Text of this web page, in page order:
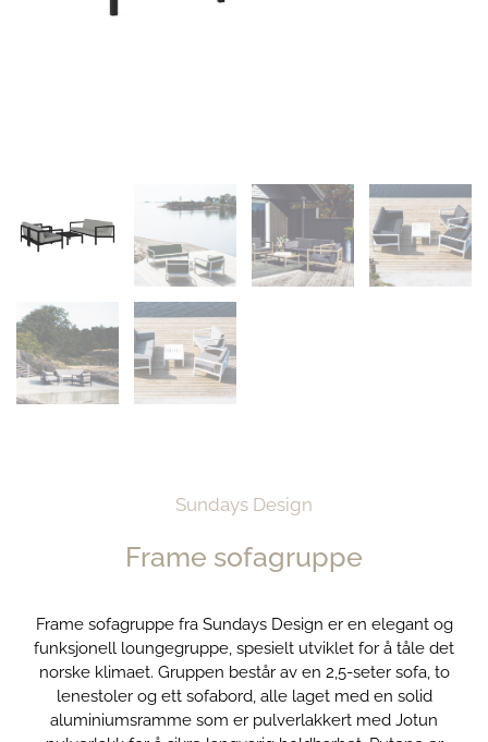
Sundays Design
Frame sofagruppe
Frame sofagruppe fra Sundays Design er en elegant og
funksjonell loungegruppe, spesielt utviklet for å tåle det
norske klimaet. Gruppen består av en 2,5-seter sofa, to
lenestoler og ett sofabord, alle laget med en solid
aluminiumsramme som er pulverlakkert med Jotun